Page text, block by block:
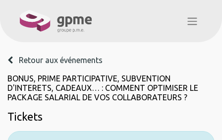
Retour aux événements
BONUS, PRIME PARTICIPATIVE, SUBVENTION
D'INTERETS, CADEAUX… : COMMENT OPTIMISER LE
PACKAGE SALARIAL DE VOS COLLABORATEURS ?
Tickets